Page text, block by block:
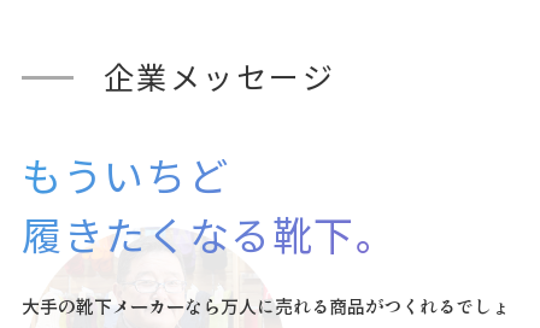
企業メッセージ
もういちど
履きたくなる靴下。
大手の靴下メーカーなら万人に売れる商品がつくれるでしょ